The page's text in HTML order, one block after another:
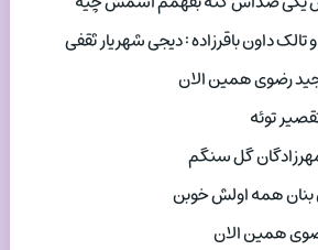
داون باقرزاده : دیجی شهریار ثقفی
رضوی همین الان
توئه
گل سنگم
همه اولش خوبن
همین الان